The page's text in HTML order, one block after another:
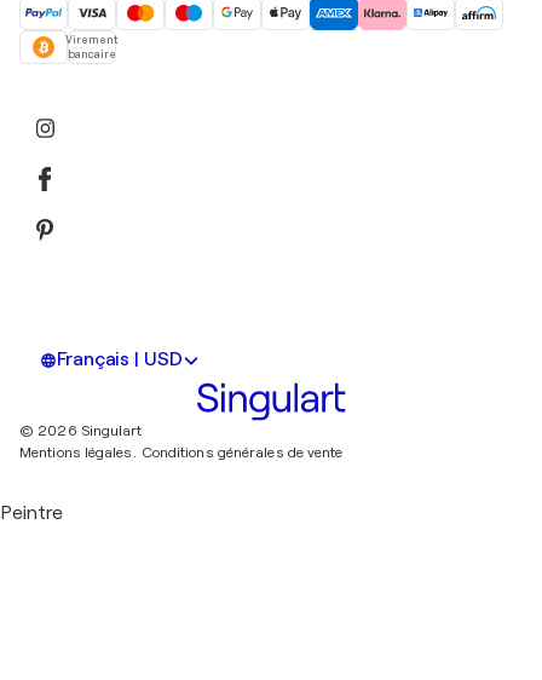
Virement
bancaire
Français | USD
© 2026 Singulart
Mentions légales. Conditions générales de vente
Peintre